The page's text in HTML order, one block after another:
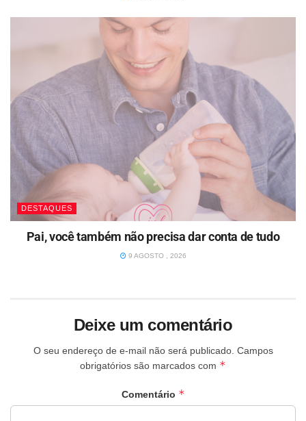
DESTAQUES
Pai, você também não precisa dar conta de tudo
9 AGOSTO , 2026
Deixe um comentário
O seu endereço de e-mail não será publicado. Campos
obrigatórios são marcados com *
Comentário *